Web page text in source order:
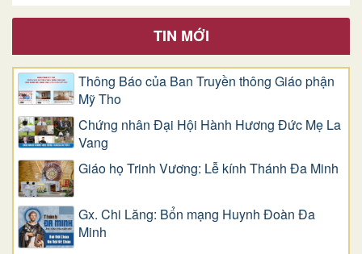
TIN MỚI
Thông Báo của Ban Truyền thông Giáo phận
Mỹ Tho
Chứng nhân Đại Hội Hành Hương Đức Mẹ La
Vang
Giáo họ Trinh Vương: Lễ kính Thánh Đa Minh
Gx. Chi Lăng: Bổn mạng Huynh Đoàn Đa
Minh